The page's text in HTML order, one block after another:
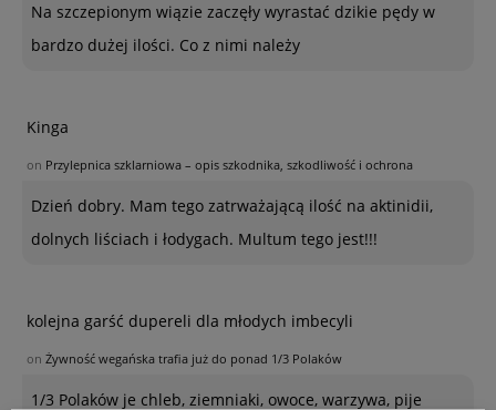
Na szczepionym wiązie zaczęły wyrastać dzikie pędy w
bardzo dużej ilości. Co z nimi należy
Kinga
on Przylepnica szklarniowa – opis szkodnika, szkodliwość i ochrona
Dzień dobry. Mam tego zatrważającą ilość na aktinidii,
dolnych liściach i łodygach. Multum tego jest!!!
kolejna garść dupereli dla młodych imbecyli
on Żywność wegańska trafia już do ponad 1/3 Polaków
1/3 Polaków je chleb, ziemniaki, owoce, warzywa, pije